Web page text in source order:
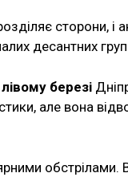
сторони, і
десантних
березі
але вона
обстрілами.